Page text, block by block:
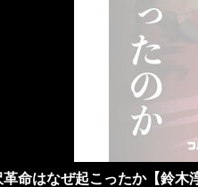
命はなぜ起こったか【鈴木